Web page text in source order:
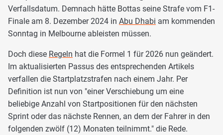
Verfallsdatum. Demnach hätte Bottas seine Strafe vom F1-
Finale am 8. Dezember 2024 in Abu Dhabi am kommenden
Sonntag in Melbourne ableisten müssen.
Doch diese Regeln hat die Formel 1 für 2026 nun geändert.
Im aktualisierten Passus des entsprechenden Artikels
verfallen die Startplatzstrafen nach einem Jahr. Per
Definition ist nun von "einer Verschiebung um eine
beliebige Anzahl von Startpositionen für den nächsten
Sprint oder das nächste Rennen, an dem der Fahrer in den
folgenden zwölf (12) Monaten teilnimmt." die Rede.